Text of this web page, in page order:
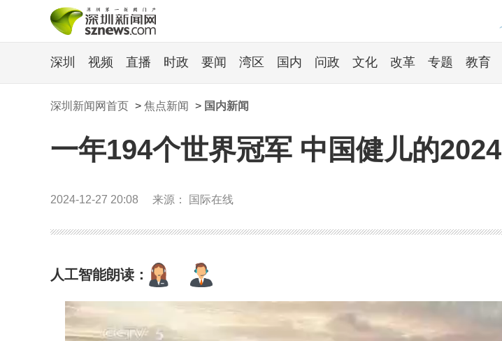
深圳 视频 直播 时政 要闻 湾区 国内 问政 文化 改革 专题 教育
深圳新闻网首页 > 焦点新闻 > 国内新闻
一年194个世界冠军 中国健儿的2024
2024-12-27 20:08 来源： 国际在线
人工智能朗读：